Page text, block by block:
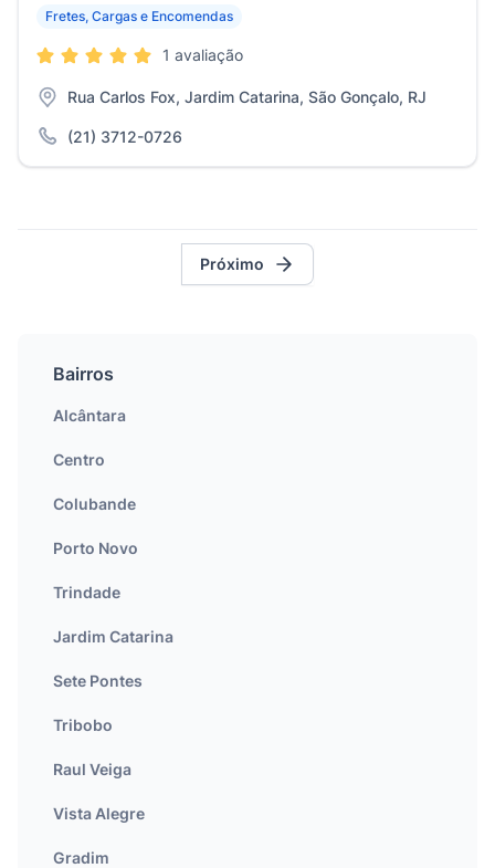
Fretes, Cargas e Encomendas
1 avaliação
Rua Carlos Fox, Jardim Catarina, São Gonçalo, RJ
(21) 3712-0726
Próximo
Bairros
Alcântara
Centro
Colubande
Porto Novo
Trindade
Jardim Catarina
Sete Pontes
Tribobo
Raul Veiga
Vista Alegre
Gradim